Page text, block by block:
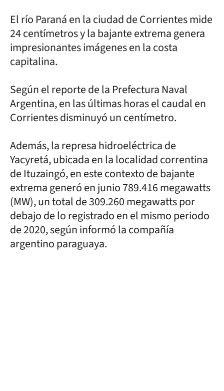
El río Paraná en la ciudad de Corrientes mide
24 centímetros y la bajante extrema genera
impresionantes imágenes en la costa
capitalina.
Según el reporte de la Prefectura Naval
Argentina, en las últimas horas el caudal en
Corrientes disminuyó un centímetro.
Además, la represa hidroeléctrica de
Yacyretá, ubicada en la localidad correntina
de Ituzaingó, en este contexto de bajante
extrema generó en junio 789.416 megawatts
(MW), un total de 309.260 megawatts por
debajo de lo registrado en el mismo periodo
de 2020, según informó la compañía
argentino paraguaya.